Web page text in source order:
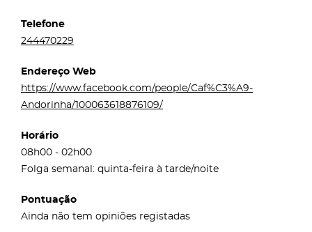
Telefone
244470229
Endereço Web
https://www.facebook.com/people/Caf%C3%A9-
Andorinha/100063618876109/
Horário
08h00 - 02h00
Folga semanal: quinta-feira à tarde/noite
Pontuação
Ainda não tem opiniões registadas